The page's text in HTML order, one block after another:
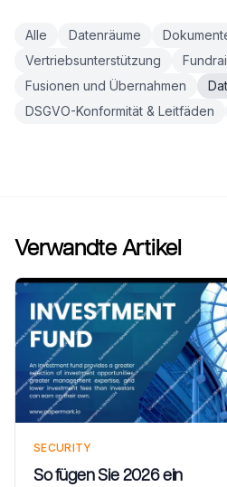
Alle Datenräume
Vertriebsunterstützung
Fusionen und Übernahmen
DSGVO-Konformität & Leitfäden
Verwandte Artikel
SECURITY
So fügen Sie 2026 ein